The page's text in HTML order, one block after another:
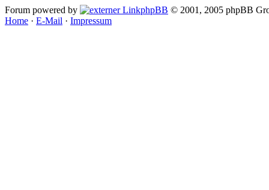
Forum powered by phpBB © 2001, 2005 phpBB
Home · E-Mail · Impressum